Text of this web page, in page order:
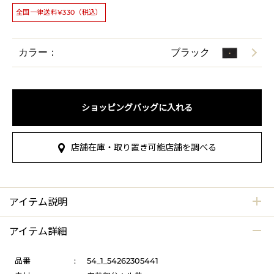
全国一律送料¥330（税込）
カラー： ブラック
ショッピングバッグに入れる
店舗在庫・取り置き可能店舗を調べる
アイテム説明
アイテム詳細
品番 :
54_1_54262305441